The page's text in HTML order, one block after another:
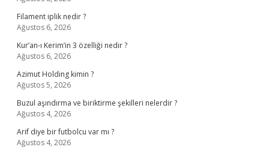
Filament iplik nedir ?
Ağustos 6, 2026
Kur’an-ı Kerim’in 3 özelliği nedir ?
Ağustos 6, 2026
Azimut Holding kimin ?
Ağustos 5, 2026
Buzul aşındırma ve biriktirme şekilleri nelerdir ?
Ağustos 4, 2026
Arif diye bir futbolcu var mı ?
Ağustos 4, 2026